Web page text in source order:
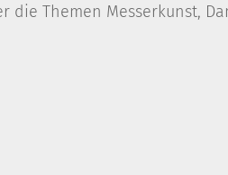
Themen Messerkunst,